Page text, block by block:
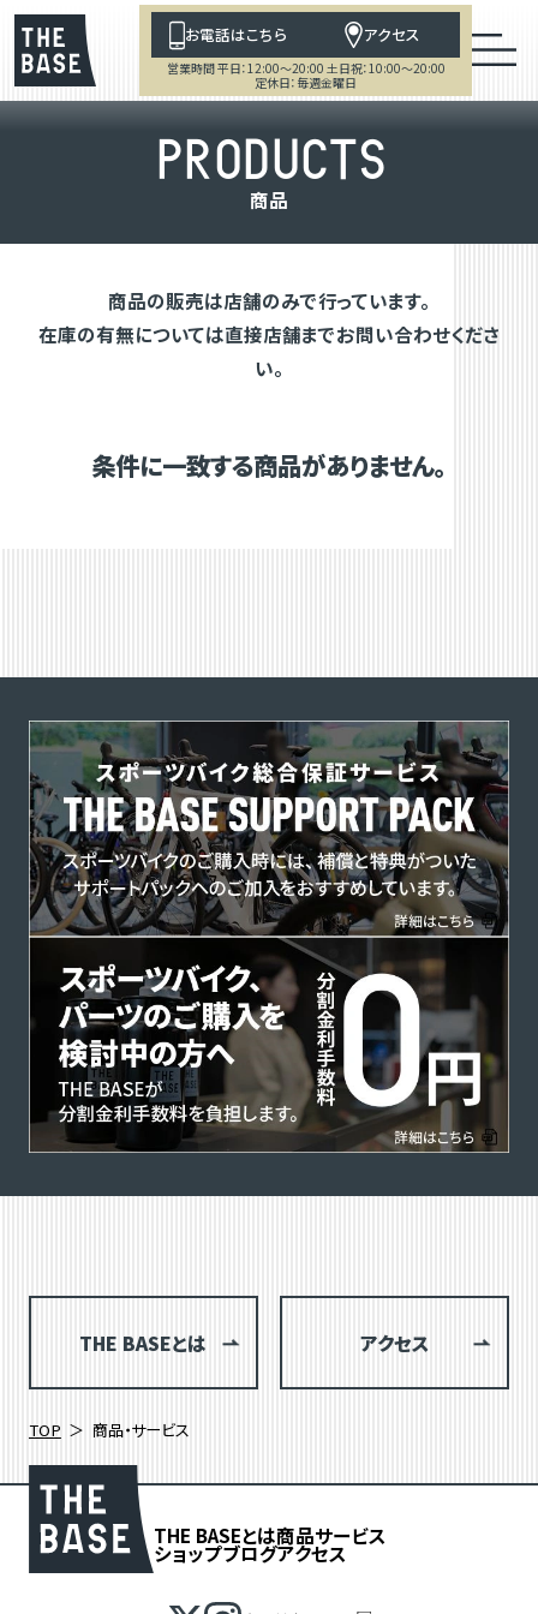
お電話はこちら アクセス
営業時間 平日：12:00～20:00 土日祝：10:00～20:00
定休日：毎週金曜日
PRODUCTS
商品
商品の販売は店舗のみで行っています。
在庫の有無については直接店舗までお問い合わせくださ
い。
条件に一致する商品がありません。
THE BASEとは アクセス
TOP 商品・サービス
THE BASEとは商品サービス
ショップブログアクセス